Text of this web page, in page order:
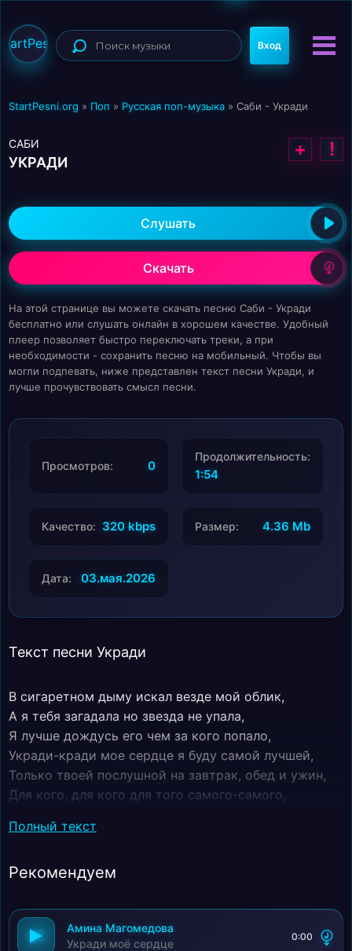
Вход
StartPesni.org » Поп » Русская поп-музыка » Саби - Укради
САБИ
УКРАДИ
+ !
Слушать
Скачать
На этой странице вы можете скачать песню Саби - Укради
бесплатно или слушать онлайн в хорошем качестве. Удобный
плеер позволяет быстро переключать треки, а при
необходимости - сохранить песню на мобильный. Чтобы вы
могли подпевать, ниже представлен текст песни Укради, и
лучше прочувствовать смысл песни.
Просмотров: 0
Продолжительность:
1:54
Качество: 320 kbps Размер: 4.36 Mb
Дата: 03.мая.2026
Текст песни Укради
В сигаретном дыму искал везде мой облик,
А я тебя загадала но звезда не упала,
Я лучше дождусь его чем за кого попало,
Укради-кради мое сердце я буду самой лучшей,
Только твоей послушной на завтрак, обед и ужин,
Для кого, для кого для того самого-самого,
Полный текст
Рекомендуем
Амина Магомедова
Укради моё сердце
0:00